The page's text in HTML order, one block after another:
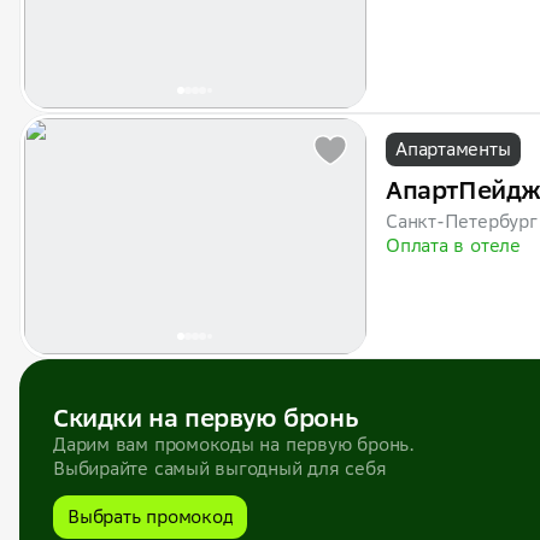
Апартаменты
Санкт-Петербург
Оплата в отеле
Скидки на первую бронь
Дарим вам промокоды на первую бронь.
Выбирайте самый выгодный для себя
Выбрать промокод